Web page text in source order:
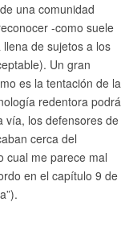
una comunidad
-como suele
de sujetos a los
Un gran
es la tentación de la
redentora podrá
vía, los defensores de
cerca del
cual me parece mal
en el capítulo 9 de